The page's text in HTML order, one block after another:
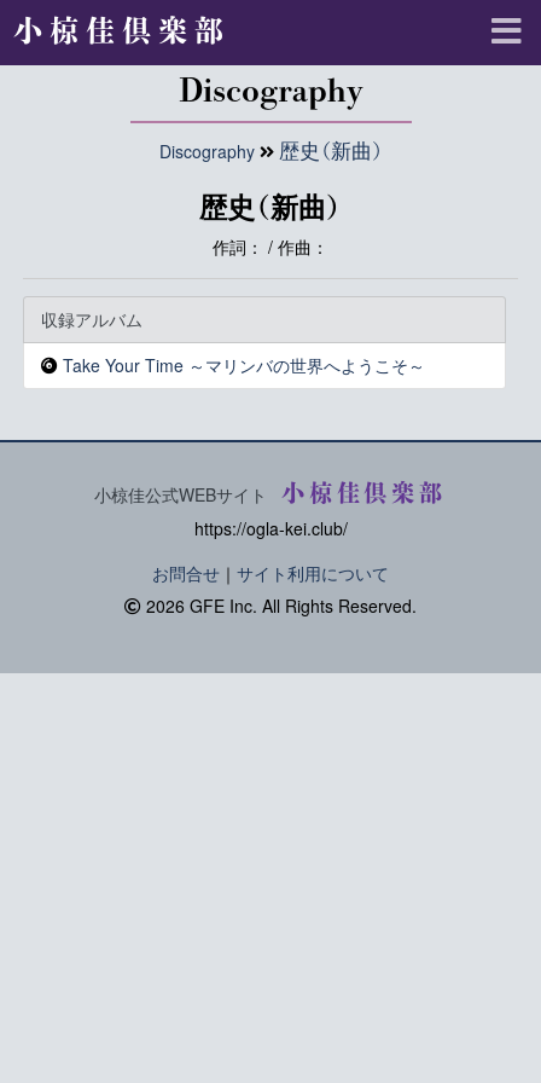
小椋佳倶楽部
Discography
Discography 歴史（新曲）
歴史（新曲）
作詞： / 作曲：
収録アルバム
Take Your Time ～マリンバの世界へようこそ～
小椋佳公式WEBサイト 小椋佳倶楽部
https://ogla-kei.club/
お問合せ ｜ サイト利用について
2026 GFE Inc. All Rights Reserved.